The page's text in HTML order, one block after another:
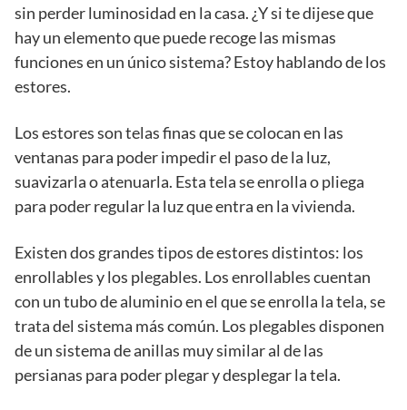
sin perder luminosidad en la casa. ¿Y si te dijese que
hay un elemento que puede recoge las mismas
funciones en un único sistema? Estoy hablando de los
estores.
Los estores son telas finas que se colocan en las
ventanas para poder impedir el paso de la luz,
suavizarla o atenuarla. Esta tela se enrolla o pliega
para poder regular la luz que entra en la vivienda.
Existen dos grandes tipos de estores distintos: los
enrollables y los plegables. Los enrollables cuentan
con un tubo de aluminio en el que se enrolla la tela, se
trata del sistema más común. Los plegables disponen
de un sistema de anillas muy similar al de las
persianas para poder plegar y desplegar la tela.